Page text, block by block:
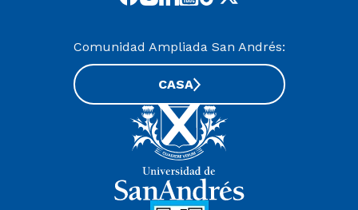
Comunidad Ampliada San Andrés:
CASA